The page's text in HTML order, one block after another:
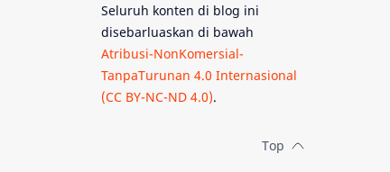
Kehidupan Asing
Lubang Cacing
Gerhana Matahari
Seluruh konten di blog ini
disebarluaskan di bawah
Atribusi-NonKomersial-
TanpaTurunan 4.0 Internasional
(CC BY-NC-ND 4.0).